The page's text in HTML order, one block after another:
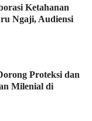
Ketahanan
Ngaji, Audiensi
Proteksi dan
Milenial di